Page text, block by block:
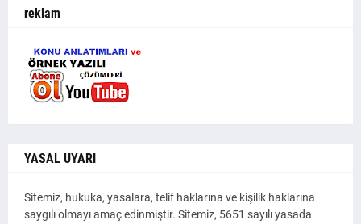
reklam
YASAL UYARI
Sitemiz, hukuka, yasalara, telif haklarına ve kişilik haklarına
saygılı olmayı amaç edinmiştir. Sitemiz, 5651 sayılı yasada